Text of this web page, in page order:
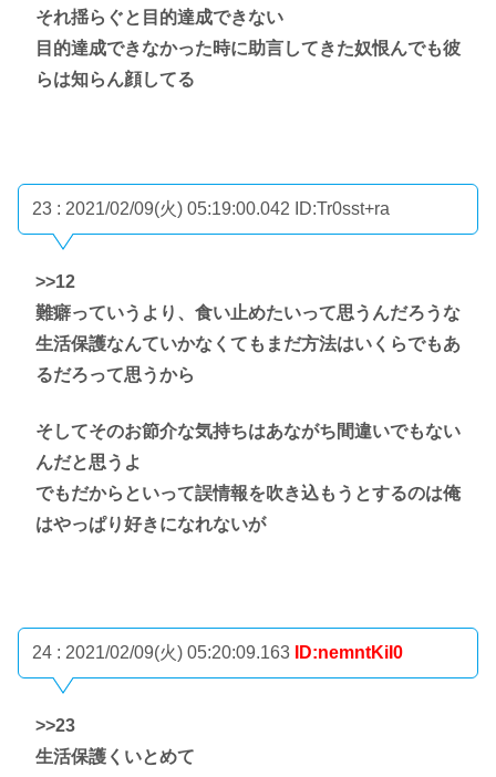
それ揺らぐと目的達成できない
目的達成できなかった時に助言してきた奴恨んでも彼
らは知らん顔してる
23 : 2021/02/09(火) 05:19:00.042 ID:Tr0sst+ra
>>12
難癖っていうより、食い止めたいって思うんだろうな
生活保護なんていかなくてもまだ方法はいくらでもあ
るだろって思うから
そしてそのお節介な気持ちはあながち間違いでもない
んだと思うよ
でもだからといって誤情報を吹き込もうとするのは俺
はやっぱり好きになれないが
24 : 2021/02/09(火) 05:20:09.163 ID:nemntKiI0
>>23
生活保護くいとめて